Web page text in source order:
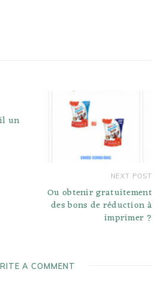
un
NEXT POST
Ou obtenir gratuitement
des bons de réduction à
imprimer ?
A COMMENT